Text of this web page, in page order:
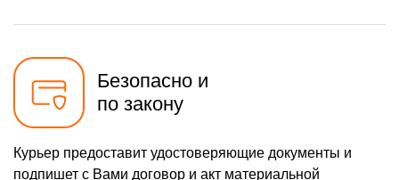
Безопасно и
по закону
Курьер предоставит удостоверяющие документы и
подпишет с Вами договор и акт материальной